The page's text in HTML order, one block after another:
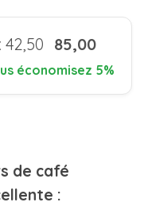
42,50 85,00
économisez 5%
de café
: